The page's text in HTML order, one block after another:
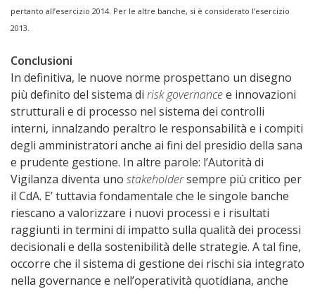
pertanto all’esercizio 2014. Per le altre banche, si è considerato l’esercizio
2013.
Conclusioni
In definitiva, le nuove norme prospettano un disegno
più definito del sistema di risk governancee innovazioni
strutturali e di processo nel sistema dei controlli
interni, innalzando peraltro le responsabilità e i compiti
degli amministratori anche ai fini del presidio della sana
e prudente gestione. In altre parole: l’Autorità di
Vigilanza diventa uno stakeholdersempre più critico per
il CdA. E’ tuttavia fondamentale che le singole banche
riescano a valorizzare i nuovi processi e i risultati
raggiunti in termini di impatto sulla qualità dei processi
decisionali e della sostenibilità delle strategie. A tal fine,
occorre che il sistema di gestione dei rischi sia integrato
nella governance e nell’operatività quotidiana, anche